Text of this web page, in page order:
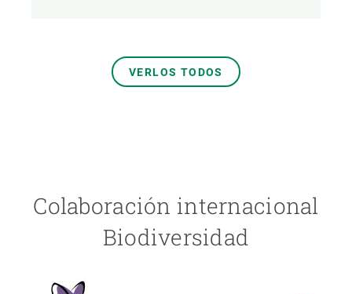
VERLOS TODOS
Colaboración internacional
Biodiversidad
Image